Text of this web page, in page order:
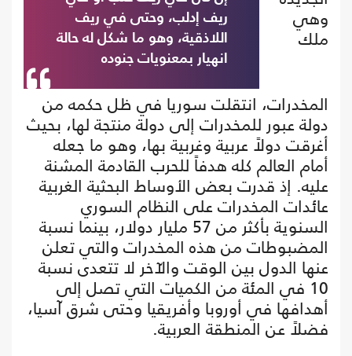
ريف إدلب، وحتى في ريف
اللاذقية، وهو ما شكل له حالة
انهيار بمعنويات جنوده
وهي
ملك
المخدرات، انتقلت سوريا في ظل حكمه من
دولة عبور للمخدرات إلى دولة منتجة لها، بحيث
أغرقت دولاً عربية وغربية بها، وهو ما جعله
أمام العالم كله هدفاً للحرب القادمة المشنة
عليه. إذ قدرت بعض الأوساط البحثية الغربية
عائدات المخدرات على النظام السوري
السنوية بأكثر من 57 مليار دولار، بينما نسبة
المضبوطات من هذه المخدرات والتي تعلن
عنها الدول بين الوقت والآخر لا تتعدى نسبة
10 في المئة من الكميات التي تصل إلى
أهدافها في أوروبا وأفريقيا وحتى شرق آسيا،
فضلاً عن المنطقة العربية.